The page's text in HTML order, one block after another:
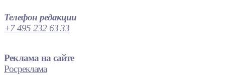
Телефон редакции
+7 495 232 63 33
Реклама на сайте
Росреклама